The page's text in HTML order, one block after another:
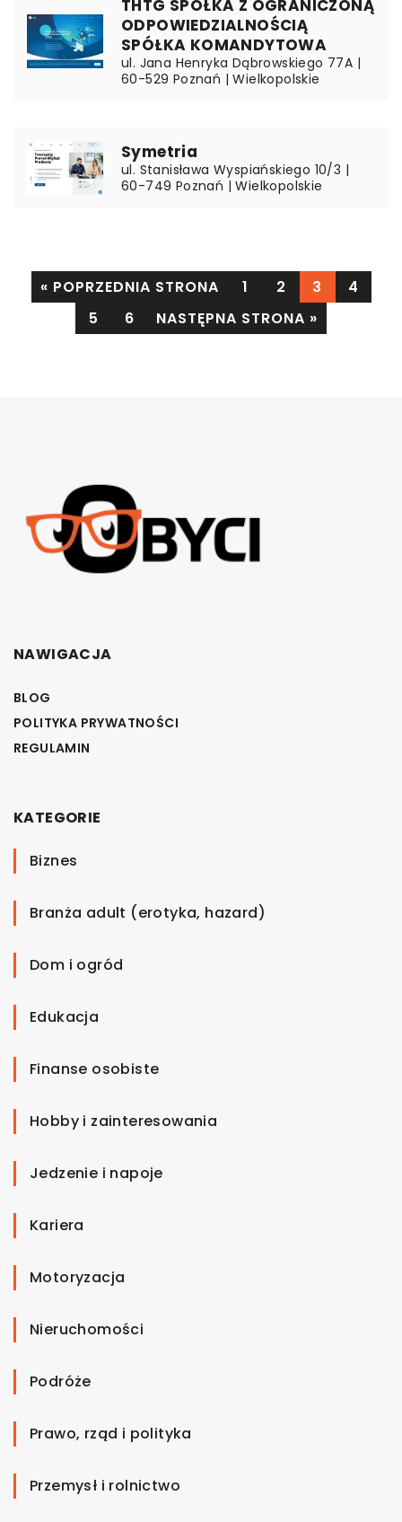
THTG SPÓŁKA Z OGRANICZONĄ
ODPOWIEDZIALNOŚCIĄ
SPÓŁKA KOMANDYTOWA
ul. Jana Henryka Dąbrowskiego 77A |
60-529 Poznań | Wielkopolskie
Symetria
ul. Stanisława Wyspiańskiego 10/3 |
60-749 Poznań | Wielkopolskie
« POPRZEDNIA STRONA 1 2 3
4
5
6 NASTĘPNA STRONA »
NAWIGACJA
BLOG
POLITYKA PRYWATNOŚCI
REGULAMIN
KATEGORIE
Biznes
Branża adult (erotyka, hazard)
Dom i ogród
Edukacja
Finanse osobiste
Hobby i zainteresowania
Jedzenie i napoje
Kariera
Motoryzacja
Nieruchomości
Podróże
Prawo, rząd i polityka
Przemysł i rolnictwo